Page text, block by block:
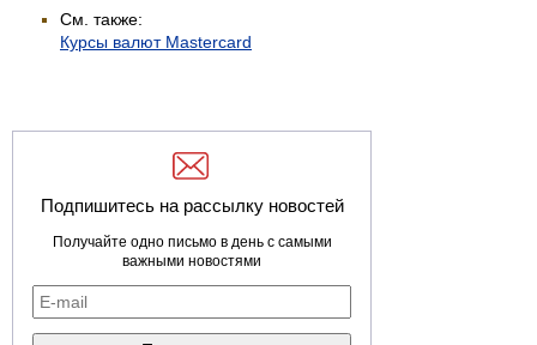
См. также:
Курсы валют Mastercard
Подпишитесь на рассылку новостей
Получайте одно письмо в день с самыми
важными новостями